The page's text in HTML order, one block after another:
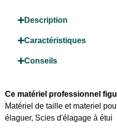
Description
Caractéristiques
Conseils
Ce matériel professionnel
Matériel de taille et materiel
élaguer, Scies d'élagage à étui